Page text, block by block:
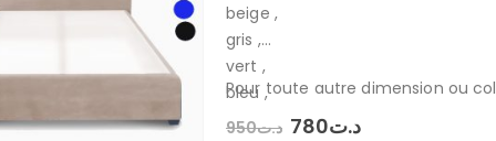
la
page
du
produit
beige ,
gris ,
vert ,
bleu ,
noir ,
Pour toute autre dimension ou
د.ت950 Le د.ت780 Le